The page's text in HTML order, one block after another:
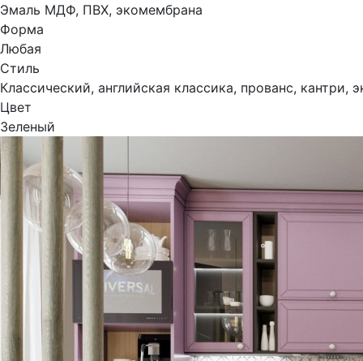
Эмаль МДФ, ПВХ, экомембрана
Форма
Любая
Стиль
Классический, английская классика, прованс, кантри,
Цвет
Зеленый